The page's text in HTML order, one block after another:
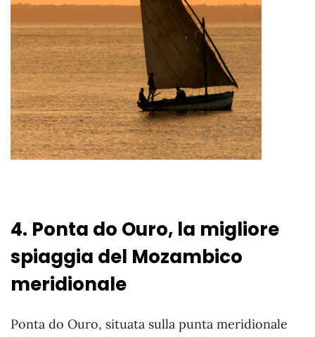
4. Ponta do Ouro, la migliore
spiaggia del Mozambico
meridionale
Ponta do Ouro, situata sulla punta meridionale